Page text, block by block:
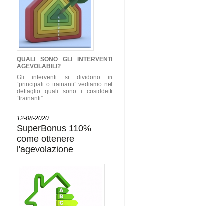
QUALI SONO GLI
INTERVENTI
AGEVOLABILI?
Gli interventi si dividono in
“principali o trainanti” vediamo nel
dettaglio quali sono i cosiddetti
“trainanti”
12-08-2020
SuperBonus 110%
come ottenere
l'agevolazione